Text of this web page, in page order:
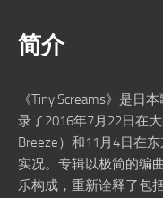
简介
《Tiny Screams》是日
录了2016年7月22日在
Breeze）和11月4日在
实况。专辑以极简的编
乐构成，重新诠释了包